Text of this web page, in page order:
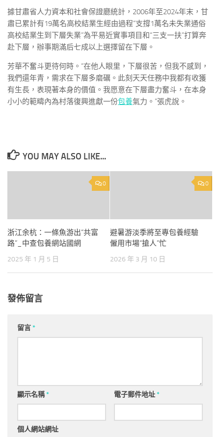
據甘肅省人力資本和社會保證廳統計，2006年至2024年末，甘
肅已累計有19萬名高校結業生經由過程“支撐1萬名未失業通俗
高校結業生到下層失業”為平易近實事項目和“三支一扶”打算奔
赴下層，辦事期滿后七成以上選擇留在下層。
芳華不奮斗更待何時。“在他人眼里，下層很苦，但我不感到，
我們還年青，需求在下層多磨礪。此刻天天任務中我都有收獲
有生長，表現著本身的價值。我愿意在下層盡力奮斗，在本身
小小的範疇內為村落復興進獻一份包養氣力。”張虎說。
YOU MAY ALSO LIKE...
0
浙江余杭：一條魚游出“共富
路”_中查包養網站國網
2025 年 1 月 5 日
0
避暑游淡季將至專包養經驗
僱用市場“搶人”忙
2026 年 3 月 10 日
發佈留言
留言*
顯示名稱* 電子郵件地址*
個人網站網址